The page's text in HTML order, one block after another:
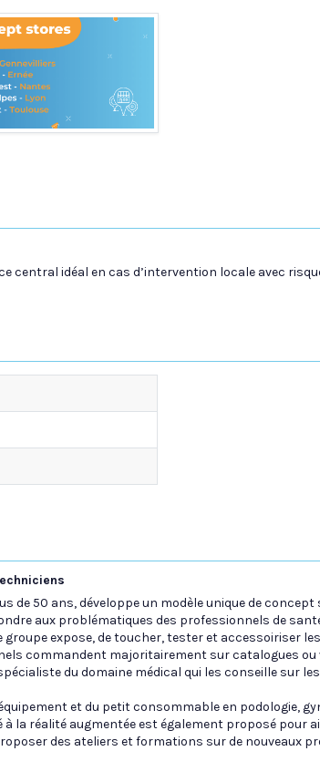
central idéal en cas d’intervention locale avec
de 50 ans, développe un modèle unique de concept
aux problématiques des professionnels de
expose, de toucher, tester et accessoiriser
commandent majoritairement sur catalogues ou
du domaine médical qui les conseille sur
et du petit consommable en podologie,
la réalité augmentée est également proposé pour
des ateliers et formations sur de nouveaux